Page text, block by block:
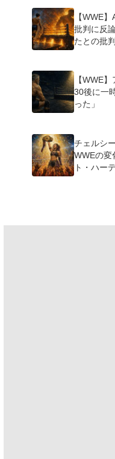
【WWE
批判に反
たとの批
【WWE
30後に一
った」
チェルシ
WWEの変
ト・ハー